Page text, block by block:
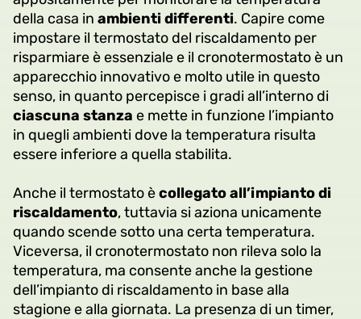
della casa in ambienti differenti. Capire come
impostare il termostato del riscaldamento per
risparmiare è essenziale e il cronotermostato è un
apparecchio innovativo e molto utile in questo
senso, in quanto percepisce i gradi all’interno di
ciascuna stanza e mette in funzione l’impianto
in quegli ambienti dove la temperatura risulta
essere inferiore a quella stabilita.
Anche il termostato ècollegato all’impianto di
riscaldamento, tuttavia si aziona unicamente
quando scende sotto una certa temperatura.
Viceversa, il cronotermostato non rileva solo la
temperatura, ma consente anche la gestione
dell’impianto di riscaldamento in base alla
stagione e alla giornata. La presenza di un timer,